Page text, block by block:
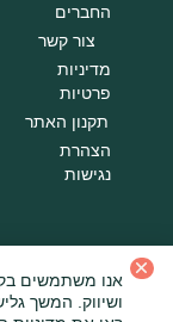
החברים
צור קשר
מדיניות
פרטיות
תקנון האתר
הצהרת
נגישות
כל הזכויות
ושיווק. המשך